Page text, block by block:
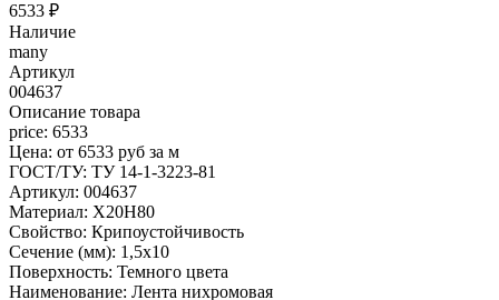
6533 ₽
Наличие
many
Артикул
004637
Описание товара
price: 6533
Цена: от 6533 руб за м
ГОСТ/ТУ: ТУ 14-1-3223-81
Артикул: 004637
Материал: Х20Н80
Свойство: Крипоустойчивость
Сечение (мм): 1,5x10
Поверхность: Темного цвета
Наименование: Лента нихромовая